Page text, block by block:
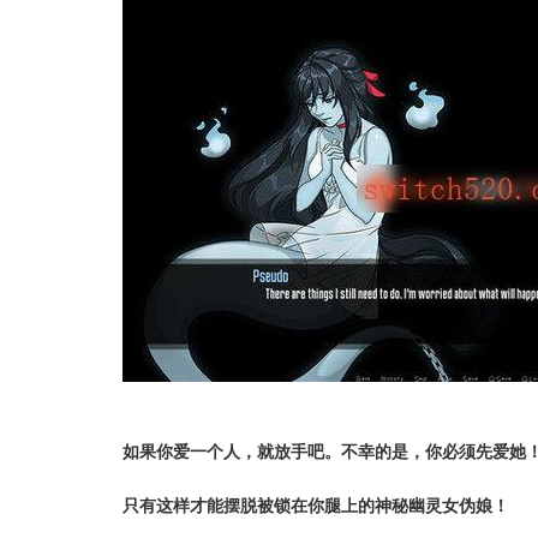
如果你爱一个人，就放手吧。不幸的是，你必须先爱她
只有这样才能摆脱被锁在你腿上的神秘幽灵女伪娘！